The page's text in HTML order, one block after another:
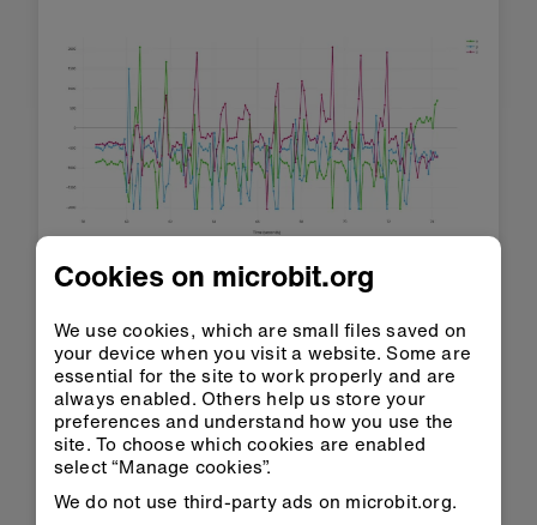
Usa os teus dados
Estudando estes dados, consegues observar
que de cada vez que foi dado um passo, a
leitura do eixo Z foi acima do valor 500.
Com esta recolha de dados, podemos usar o
número 500 como o limite do projeto"Conta
passos sensível", modificando o bloco "força de
aceleração (mg)" para ler a "aceleração (mg) z >
Cookies on microbit.org
We use cookies, which are small files saved on
your device when you visit a website. Some are
essential for the site to work properly and are
always enabled. Others help us store your
preferences and understand how you use the
site. To choose which cookies are enabled
select “Manage cookies”.
We do not use third-party ads on microbit.org.